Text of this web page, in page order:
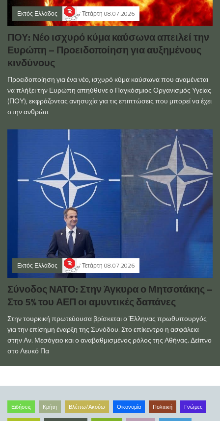
Εκτός Ελλάδος Τετάρτη 08.07.2026
ΠΟΥ: Νέο ισχυρό κύμα καύσωνα απειλεί την
Ευρώπη – Προειδοποίηση για αυξημένους
κινδύνους
Προειδοποίηση για ένα νέο, ισχυρό κύμα καύσωνα που αναμένεται
να πλήξει την Ευρώπη απηύθυνε ο Παγκόσμιος Οργανισμός Υγείας
(ΠΟΥ), εκφράζοντας ανησυχία για τις επιπτώσεις που μπορεί να έχει
στην ανθρώπ
Εκτός Ελλάδος Τετάρτη 08.07.2026
Σύνοδος ΝΑΤΟ: Στην Άγκυρα ο Μητσοτάκης –
Στο 5% του ΑΕΠ οι αμυντικές δαπάνες
Στην τουρκική πρωτεύουσα βρίσκεται ο Έλληνας πρωθυπουργός
για την επίσημη έναρξη της Συνόδου. Στο επίκεντρο η ασφάλεια
στην Αν. Μεσόγειο και ο αναβαθμισμένος ρόλος της Αθήνας. Δείπνο
στο Λευκό Πα
Ειδήσεις Κρήτη Βλέπω/Ακούω Οικονομία Πολιτική Γνώμες